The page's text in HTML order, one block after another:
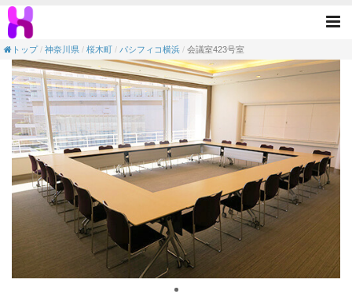
【会議室】パシフィコ横浜-会議室423号室(
トップ
神奈川県 桜木町 パシフィコ横浜 会議室423号室